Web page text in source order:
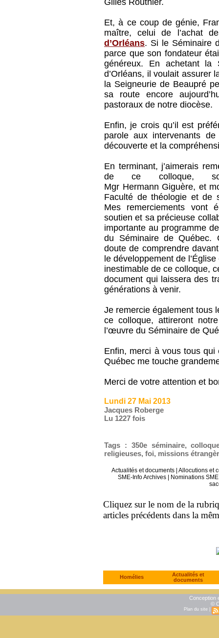
Gilles Routhier.
Et, à ce coup de génie,
maître, celui de l’achat
d’Orléans. Si le Séminaire
parce que son fondateur
généreux. En achetant la
d’Orléans, il voulait assurer
la Seigneurie de Beaupré
sa route encore
pastoraux de notre diocèse.
Enfin, je crois qu’il est
parole aux intervenants
découverte et la
En terminant, j’aimerais
de ce colloque,
Mgr Hermann Giguère, et
Faculté de théologie et de
Mes remerciements vont
soutien et sa précieuse
importante au programme
du Séminaire de Québec.
doute de comprendre
le développement de
inestimable de ce colloque,
document qui laissera des
générations à venir.
Je remercie également tous
ce colloque, attireront
l’œuvre du Séminaire de
Enfin, merci à vous tous
Québec me touche
Merci de votre attention et
Lundi 27 Mai 2013
Jacques Roberge
Lu 1227 fois
Tags : 350e séminaire,
religieuses,foi, missions
Actualités et documents
Allocutions et
SME-Info Archives
Nominations
Cliquez sur le nom de la
articles précédents dans la
Homélies
Actualités et
documents
Conception
©
Plan du site